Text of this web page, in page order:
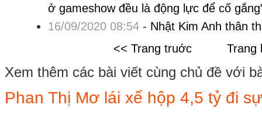
ở gameshow đều là động lực để cố
16/09/2020 08:54- Nhật Kim Anh thân
<< Trang truớc
Trang
Xem thêm các bài viết cùng chủ đề với
Phan Thị Mơ lái xế hộp 4,5 tỷ đi